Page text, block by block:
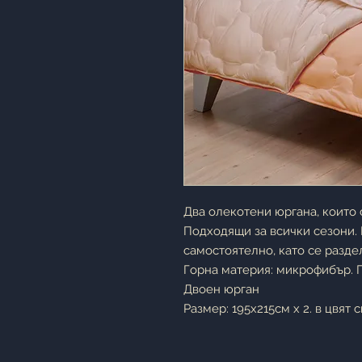
Два олекотени юргана, които
Подходящи за всички сезони.
самостоятелно, като се
Горна материя: микрофибър.
Двоен юрган
Размер: 195х215см x 2. в цвят